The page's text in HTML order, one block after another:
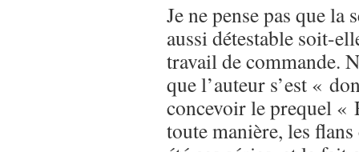
Je ne pense pas que la
aussi détestable soit-
travail de commande.
que l’auteur s’est «
concevoir le prequel «
toute manière, les